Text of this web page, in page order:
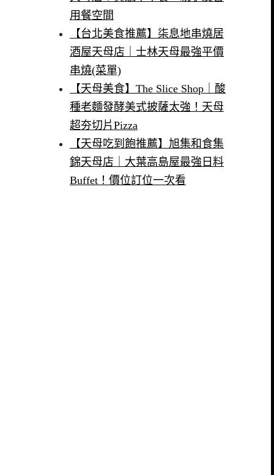
用餐空間
【台北美食推薦】柒息地串燒居
酒屋天母店｜士林天母最強平價
串燒(菜單)
【天母美食】The Slice Shop｜酸
種老麵發酵美式披薩太強！天母
超夯切片Pizza
【天母吃到飽推薦】旭集和食集
錦天母店｜大葉高島屋最強日料
Buffet！價位訂位一次看